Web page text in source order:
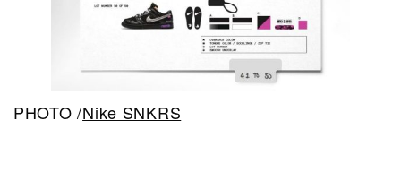
PHOTO /Nike SNKRS